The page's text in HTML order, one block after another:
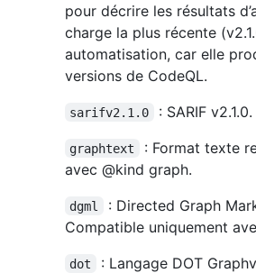
pour décrire les résultats
charge la plus récente
automatisation, car elle
versions de CodeQL.
sarifv2.1.0 : SARIF v2.1.0.
graphtext
: Format texte
avec @kind graph.
dgml
: Directed Graph
Compatible uniquement
dot
: Langage DOT